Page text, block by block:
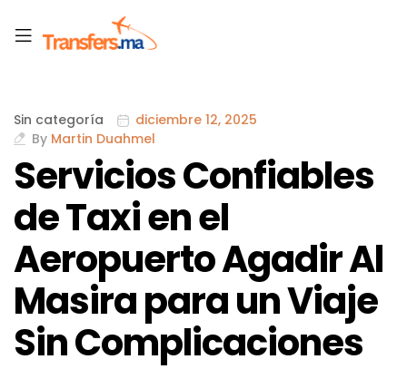
Sin categoría
diciembre 12, 2025
By Martin Duahmel
Servicios Confiables
de Taxi en el
Aeropuerto Agadir Al
Masira para un Viaje
Sin Complicaciones